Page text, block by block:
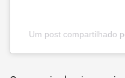
Um post compartilhado